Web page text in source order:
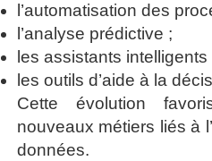
l’automatisation des
l’analyse prédictive ;
les assistants intelligents
les outils d’aide à la
Cette évolution
nouveaux métiers liés à
données.